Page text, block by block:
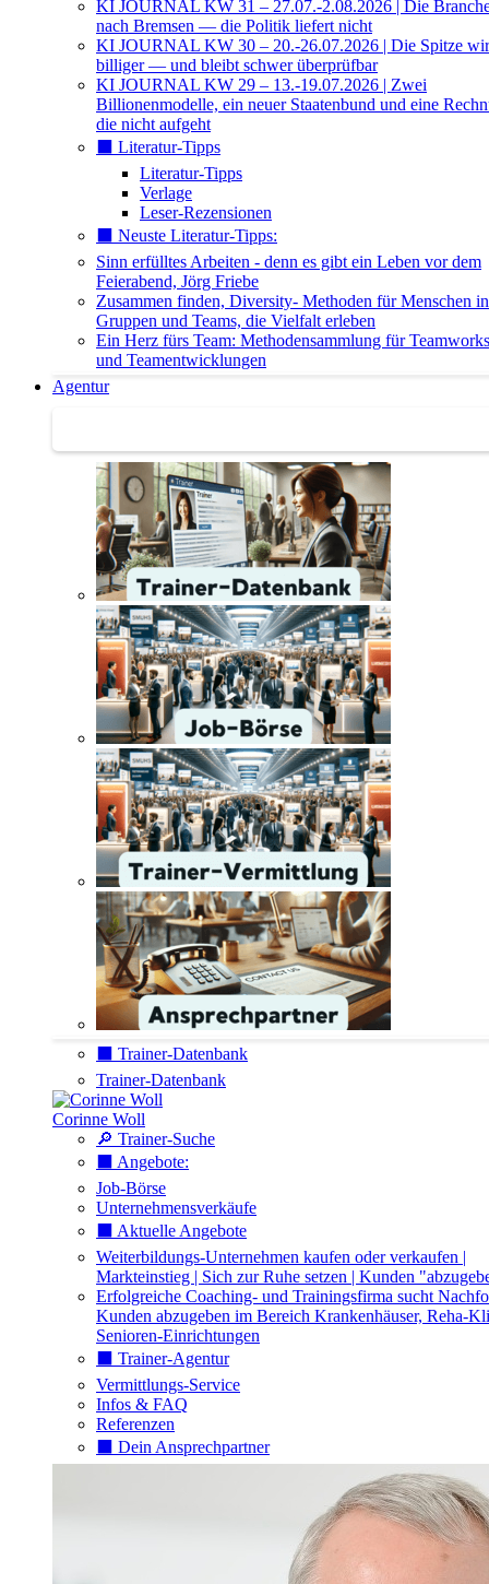
KI JOURNAL KW 31 – 27.07.-2.08.2026 | Die
nach Bremsen — die Politik liefert nicht
KI JOURNAL KW 30 – 20.-26.07.2026 | Die Spitze
billiger — und bleibt schwer überprüfbar
KI JOURNAL KW 29 – 13.-19.07.2026 | Zwei
Billionenmodelle, ein neuer Staatenbund und eine
die nicht aufgeht
⬛️ Literatur-Tipps
Literatur-Tipps
Verlage
Leser-Rezensionen
⬛️ Neuste Literatur-Tipps:
Sinn erfülltes Arbeiten - denn es gibt ein Leben vor dem
Feierabend, Jörg Friebe
Zusammen finden, Diversity- Methoden für Menschen in
Gruppen und Teams, die Vielfalt erleben
Ein Herz fürs Team: Methodensammlung für
und Teamentwicklungen
Agentur
⬛️ Trainer-Datenbank
Trainer-Datenbank
Corinne Woll
🔎 Trainer-Suche
⬛️ Angebote:
Job-Börse
Unternehmensverkäufe
⬛️ Aktuelle Angebote
Weiterbildungs-Unternehmen kaufen oder verkaufen |
Markteinstieg | Sich zur Ruhe setzen | Kunden
Erfolgreiche Coaching- und Trainingsfirma sucht
Kunden abzugeben im Bereich Krankenhäuser, Reha-
Senioren-Einrichtungen
⬛️ Trainer-Agentur
Vermittlungs-Service
Infos & FAQ
Referenzen
⬛️ Dein Ansprechpartner